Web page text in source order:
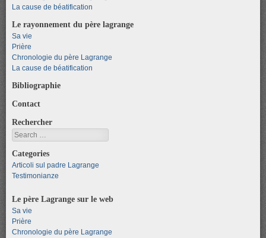
La cause de béatification
Le rayonnement du père lagrange
Sa vie
Prière
Chronologie du père Lagrange
La cause de béatification
Bibliographie
Contact
Rechercher
Search
Categories
Articoli sul padre Lagrange
Testimonianze
Le père Lagrange sur le web
Sa vie
Prière
Chronologie du père Lagrange